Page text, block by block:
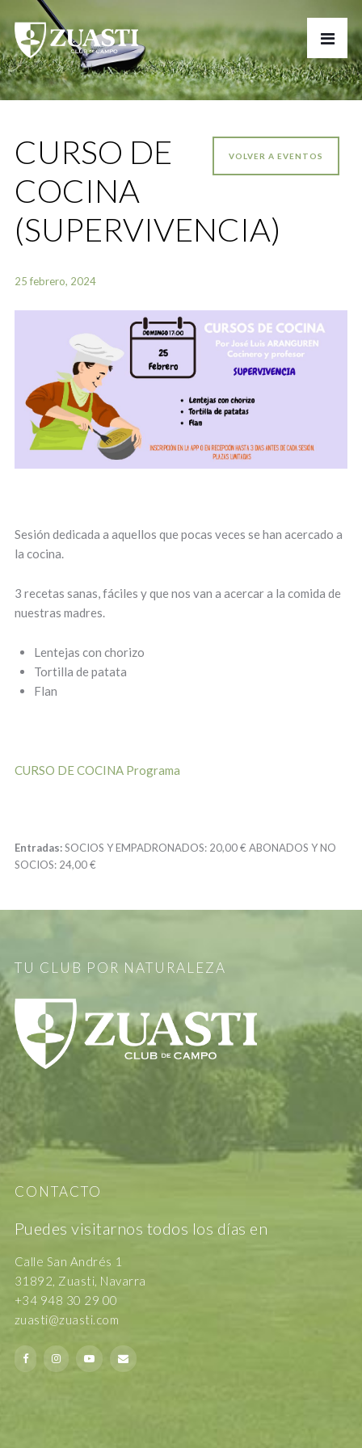
VOLVER A EVENTOS
CURSO DE
COCINA
(SUPERVIVENCIA)
25 febrero, 2024
Sesión dedicada a aquellos que pocas veces se han acercado a
la cocina.
3 recetas sanas, fáciles y que nos van a acercar a la comida de
nuestras madres.
Lentejas con chorizo
Tortilla de patata
Flan
CURSO DE COCINA Programa
Entradas:SOCIOS Y EMPADRONADOS: 20,00 € ABONADOS Y NO
SOCIOS: 24,00 €
TU CLUB POR NATURALEZA
CONTACTO
Puedes visitarnos todos los días en
Calle San Andrés 1
31892, Zuasti, Navarra
+34 948 30 29 00
zuasti@zuasti.com